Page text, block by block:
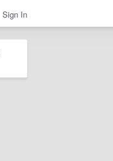
Sign In